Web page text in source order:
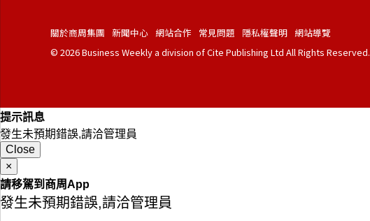
關於商周集團 新聞中心 網站合作 常見問題 隱私權聲明 網站導覽
© 2026 Business Weekly a division of Cite Publishing Ltd All Rights Reserved.
提示訊息
發生未預期錯誤,請洽管理員
Close
×
請移駕到商周App
發生未預期錯誤,請洽管理員